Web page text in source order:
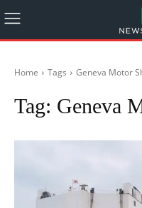
Home Tags Geneva Motor
Tag: Geneva